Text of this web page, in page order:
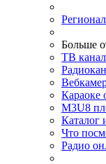
Больше
ТВ
Караоке
M3U8
Каталог
Что
Радио